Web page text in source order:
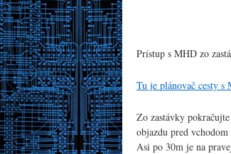
Prístup s MHD zo
Tu je plánovač cesty s
Zo zastávky
objazdu pred
Asi po 30m je na